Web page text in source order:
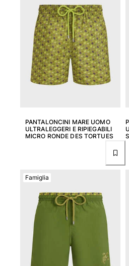
PANTALONCINI MARE UOMO
ULTRALEGGERI E RIPIEGABILI
MICRO RONDE DES TORTUES
Famiglia